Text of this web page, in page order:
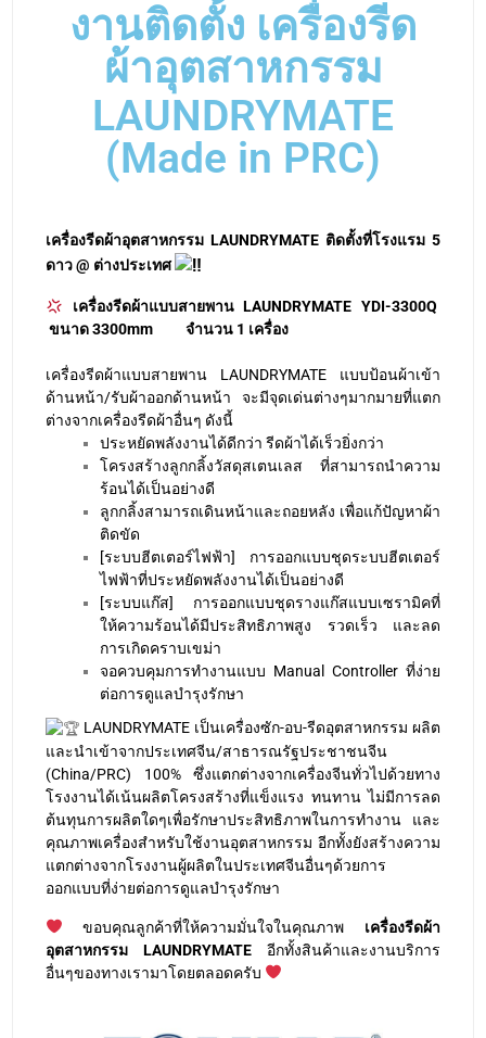
งานติดตั้ง เครื่องรีด
ผ้าอุตสาหกรรม
LAUNDRYMATE
(Made in PRC)
เครื่องรีดผ้าอุตสาหกรรม LAUNDRYMATE ติดตั้งที่โรงแรม 5
ดาว @ ต่างประเทศ
เครื่องรีดผ้าแบบสายพาน LAUNDRYMATE YDI-3300Q
ขนาด 3300mm จำนวน 1 เครื่อง
เครื่องรีดผ้าแบบสายพาน LAUNDRYMATE แบบป้อนผ้าเข้า
ด้านหน้า/รับผ้าออกด้านหน้า จะมีจุดเด่นต่างๆมากมายที่แตก
ต่างจากเครื่องรีดผ้าอื่นๆ ดังนี้
ประหยัดพลังงานได้ดีกว่า รีดผ้าได้เร็วยิ่งกว่า
โครงสร้างลูกกลิ้งวัสดุสเตนเลส ที่สามารถนำความ
ร้อนได้เป็นอย่างดี
ลูกกลิ้งสามารถเดินหน้าและถอยหลัง เพื่อแก้ปัญหาผ้า
ติดขัด
[ระบบฮีตเตอร์ไฟฟ้า] การออกแบบชุดระบบฮีตเตอร์
ไฟฟ้าที่ประหยัดพลังงานได้เป็นอย่างดี
[ระบบแก๊ส] การออกแบบชุดรางแก๊สแบบเซรามิคที่
ให้ความร้อนได้มีประสิทธิภาพสูง รวดเร็ว และลด
การเกิดคราบเขม่า
จอควบคุมการทำงานแบบ Manual Controller ที่ง่าย
ต่อการดูแลบำรุงรักษา
LAUNDRYMATE เป็นเครื่องซัก-อบ-รีดอุตสาหกรรม ผลิต
และนำเข้าจากประเทศจีน/สาธารณรัฐประชาชนจีน
(China/PRC) 100% ซึ่งแตกต่างจากเครื่องจีนทั่วไปด้วยทาง
โรงงานได้เน้นผลิตโครงสร้างที่แข็งแรง ทนทาน ไม่มีการลด
ต้นทุนการผลิตใดๆเพื่อรักษาประสิทธิภาพในการทำงาน และ
คุณภาพเครื่องสำหรับใช้งานอุตสาหกรรม อีกทั้งยังสร้างความ
แตกต่างจากโรงงานผู้ผลิตในประเทศจีนอื่นๆด้วยการ
ออกแบบที่ง่ายต่อการดูแลบำรุงรักษา
ขอบคุณลูกค้าที่ให้ความมั่นใจในคุณภาพ เครื่องรีดผ้า
อุตสาหกรรม LAUNDRYMATE อีกทั้งสินค้าและงานบริการ
อื่นๆของทางเรามาโดยตลอดครับ